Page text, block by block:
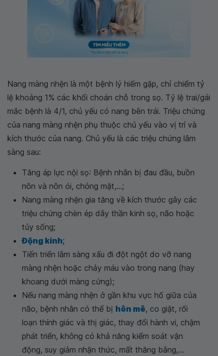
Nang màng nhện là một bệnh lý hiếm gặp, chỉ chiếm tỷ
lệ khoảng 1% các khối choán chỗ trong sọ. Tỷ lệ trai/gái
mắc bệnh là 4/1, chủ yếu có nang bên trái. Triệu chứng
của nang màng nhện phụ thuộc chủ yếu vào vị trí và
kích thước của nang. Chủ yếu là các triệu chứng lâm
sàng sau:
Tăng áp lực nội sọ: Bệnh nhân bị đau đầu, buồn
nôn và nôn ói, chóng mặt,...;
Nang màng nhện gia tăng về kích thước gây các
triệu chứng chèn ép dây thần kinh sọ, não hoặc
tủy sống;
Động kinh;
Tiến triển lâm sàng xấu đi đột ngột do vỡ nang
màng nhện hoặc chảy máu vào trong nang (hay
khoang dưới màng cứng);
Nếu nang màng nhện ở gần khu vực hố giữa của
não, bệnh nhân có thể bị hôn mê, co giật, rối
loạn thính giác và thị giác, thay đổi hành vi, chậm
phát triển, không có khả năng kiểm soát vận
động, suy giảm nhận thức, mất thăng bằng,...